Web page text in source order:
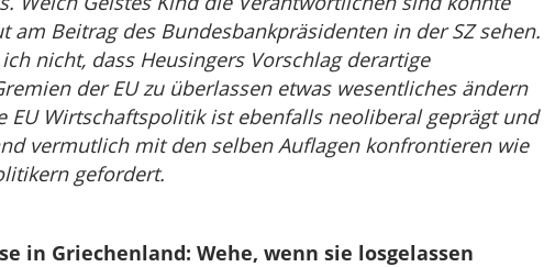
am Beitrag des Bundesbankpräsidenten in der SZ sehen.
nicht, dass Heusingers Vorschlag derartige
der EU zu überlassen etwas wesentliches ändern
EU Wirtschaftspolitik ist ebenfalls neoliberal geprägt und
vermutlich mit den selben Auflagen konfrontieren wie
gefordert.
in Griechenland: Wehe, wenn sie losgelassen